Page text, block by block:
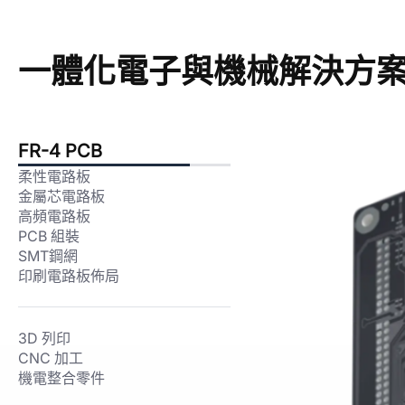
一體化電子與機械解決方
FR-4 PCB
柔性電路板
金屬芯電路板
高頻電路板
PCB 組裝
SMT鋼網
印刷電路板佈局
3D 列印
CNC 加工
機電整合零件